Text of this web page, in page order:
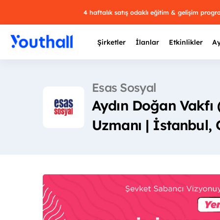
4 haftalık satış odaklı eğitim & gelişim
Şirketler İlanlar Etkinlikler
29
Esas Sosyal
Aydın Doğan
Uzmanı | İstanbul,